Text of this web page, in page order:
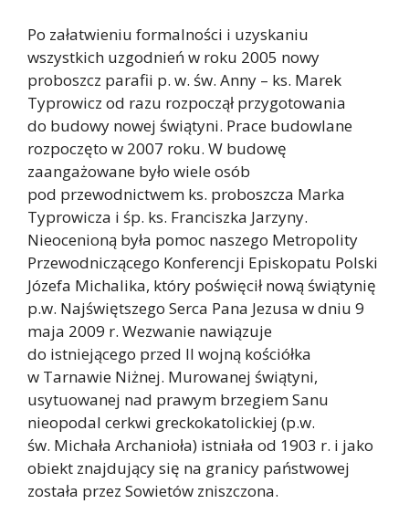
Po załatwieniu formalności i uzyskaniu
wszystkich uzgodnień w roku 2005 nowy
proboszcz parafii p. w. św. Anny – ks. Marek
Typrowicz od razu rozpoczął przygotowania
do budowy nowej świątyni. Prace budowlane
rozpoczęto w 2007 roku. W budowę
zaangażowane było wiele osób
pod przewodnictwem ks. proboszcza Marka
Typrowicza i śp. ks. Franciszka Jarzyny.
Nieocenioną była pomoc naszego Metropolity
Przewodniczącego Konferencji Episkopatu Polski
Józefa Michalika, który poświęcił nową świątynię
p.w. Najświętszego Serca Pana Jezusa w dniu 9
maja 2009 r. Wezwanie nawiązuje
do istniejącego przed II wojną kościółka
w Tarnawie Niżnej. Murowanej świątyni,
usytuowanej nad prawym brzegiem Sanu
nieopodal cerkwi greckokatolickiej (p.w.
św. Michała Archanioła) istniała od 1903 r. i jako
obiekt znajdujący się na granicy państwowej
została przez Sowietów zniszczona.